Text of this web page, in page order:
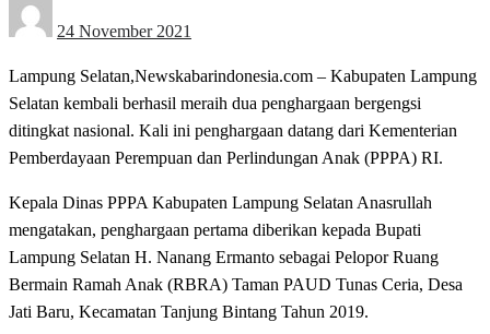
on
24 November 2021
Lampung Selatan,Newskabarindonesia.com – Kabupaten Lampung
Selatan kembali berhasil meraih dua penghargaan bergengsi
ditingkat nasional. Kali ini penghargaan datang dari Kementerian
Pemberdayaan Perempuan dan Perlindungan Anak (PPPA) RI.
Kepala Dinas PPPA Kabupaten Lampung Selatan Anasrullah
mengatakan, penghargaan pertama diberikan kepada Bupati
Lampung Selatan H. Nanang Ermanto sebagai Pelopor Ruang
Bermain Ramah Anak (RBRA) Taman PAUD Tunas Ceria, Desa
Jati Baru, Kecamatan Tanjung Bintang Tahun 2019.